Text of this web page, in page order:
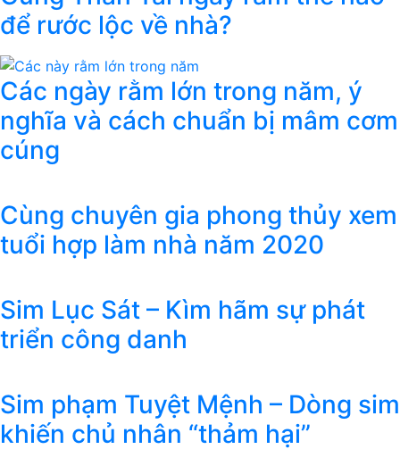
để rước lộc về nhà?
Các ngày rằm lớn trong năm, ý
nghĩa và cách chuẩn bị mâm cơm
cúng
Cùng chuyên gia phong thủy xem
tuổi hợp làm nhà năm 2020
Sim Lục Sát – Kìm hãm sự phát
triển công danh
Sim phạm Tuyệt Mệnh – Dòng sim
khiến chủ nhân “thảm hại”